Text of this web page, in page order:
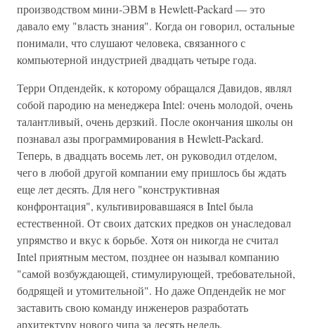
производством мини-ЭВМ в Hewlett-Packard — это
давало ему "власть знания". Когда он говорил, остальные
понимали, что слушают человека, связанного с
компьютерной индустрией двадцать четыре года.
Терри Опдендейк, к которому обращался Давидов, являл
собой пародию на менеджера Intel: очень молодой, очень
талантливый, очень дерзкий. После окончания школы он
познавал азы программирования в Hewlett-Packard.
Теперь, в двадцать восемь лет, он руководил отделом,
чего в любой другой компании ему пришлось бы ждать
еще лет десять. Для него "конструктивная
конфронтация", культивировавшаяся в Intel была
естественной. От своих датских предков он унаследовал
упрямство и вкус к борьбе. Хотя он никогда не считал
Intel приятным местом, позднее он называл компанию
"самой возбуждающей, стимулирующей, требовательной,
бодрящей и утомительной". Но даже Опдендейк не мог
заставить свою команду инженеров разработать
архитектуру нового чипа за десять недель.